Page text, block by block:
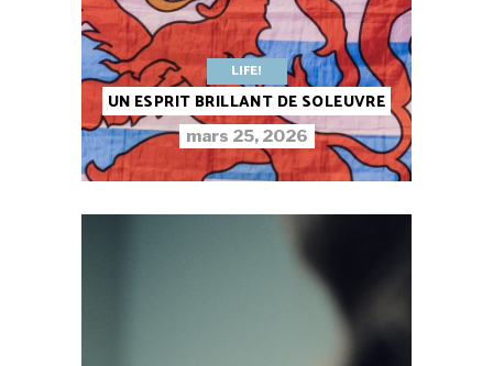
LIFE!
UN ESPRIT BRILLANT DE SOLEUVRE
mars 25, 2026